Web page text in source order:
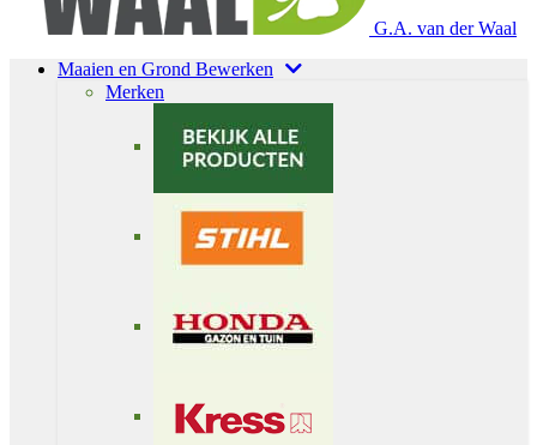
G.A. van der Waal
Maaien en Grond Bewerken
Merken